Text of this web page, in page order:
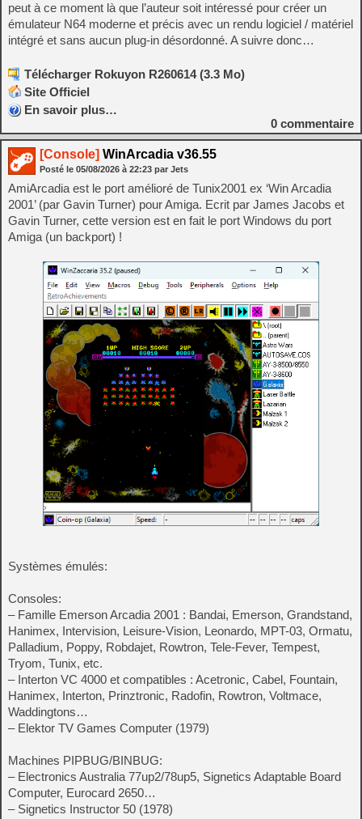
peut à ce moment là que l’auteur soit intéressé pour créer un
émulateur N64 moderne et précis avec un rendu logiciel / matériel
intégré et sans aucun plug-in désordonné. A suivre donc…
Télécharger Rokuyon R260614 (3.3 Mo)
Site Officiel
En savoir plus…
0 commentaire
[Console] WinArcadia v36.55
Posté le 05/08/2026 à 22:23 par Jets
AmiArcadia est le port amélioré de Tunix2001 ex ‘Win Arcadia
2001’ (par Gavin Turner) pour Amiga. Ecrit par James Jacobs et
Gavin Turner, cette version est en fait le port Windows du port
Amiga (un backport) !
Systèmes émulés:
Consoles:
– Famille Emerson Arcadia 2001 : Bandai, Emerson, Grandstand,
Hanimex, Intervision, Leisure-Vision, Leonardo, MPT-03, Ormatu,
Palladium, Poppy, Robdajet, Rowtron, Tele-Fever, Tempest,
Tryom, Tunix, etc.
– Interton VC 4000 et compatibles : Acetronic, Cabel, Fountain,
Hanimex, Interton, Prinztronic, Radofin, Rowtron, Voltmace,
Waddingtons…
– Elektor TV Games Computer (1979)
Machines PIPBUG/BINBUG:
– Electronics Australia 77up2/78up5, Signetics Adaptable Board
Computer, Eurocard 2650…
– Signetics Instructor 50 (1978)